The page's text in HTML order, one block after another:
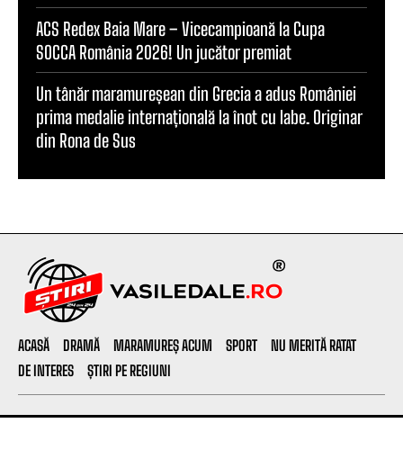
ACS Redex Baia Mare – Vicecampioană la Cupa
SOCCA România 2026! Un jucător premiat
Un tânăr maramureșean din Grecia a adus României
prima medalie internațională la înot cu labe. Originar
din Rona de Sus
ACASĂ DRAMĂ MARAMUREȘ ACUM SPORT
NU MERITĂ RATAT
DE INTERES
ȘTIRI PE REGIUNI